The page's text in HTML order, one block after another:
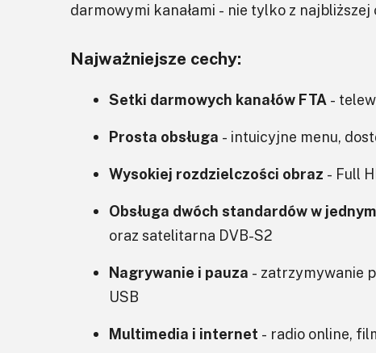
darmowymi kanałami - nie tylko z
Najważniejsze cechy:
Setki darmowych kanałów FTA -
Prosta obsługa - intuicyjne menu,
Wysokiej rozdzielczości obraz - Full
Obsługa dwóch standardów w
oraz satelitarna DVB-S2
Nagrywanie i pauza - zatrzymywanie
USB
Multimedia i internet - radio online,